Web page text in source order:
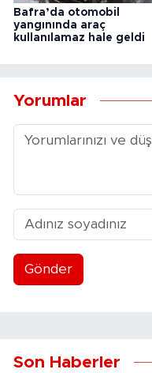
Bafra’da otomobil
yangınında araç
kullanılamaz hale geldi
Yorumlar
Gönder
Son Haberler